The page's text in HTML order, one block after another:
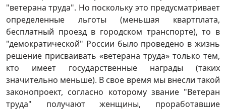
"ветерана труда". Но поскольку это предусматривает
определенные льготы (меньшая квартплата,
бесплатный проезд в городском транспорте), то в
"демократической" России было проведено в жизнь
решение присваивать «ветерана труда» только тем,
кто имеет государственные награды (таких
значительно меньше). В свое время мы внесли такой
законопроект, согласно которому звание "Ветеран
труда" получают женщины, проработавшие